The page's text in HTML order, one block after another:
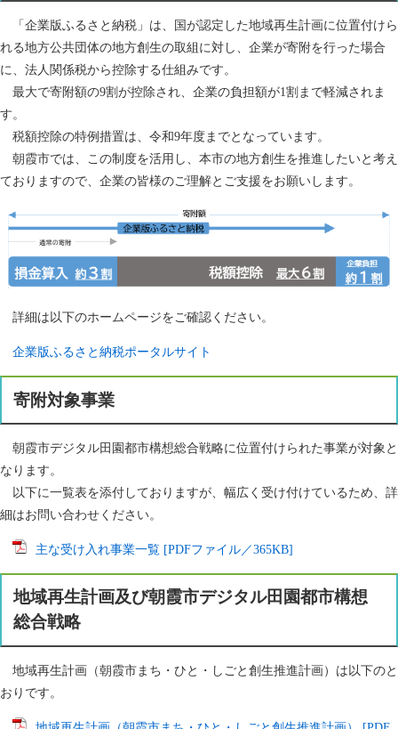
「企業版ふるさと納税」は、国が認定した地域再生計画に位置付けら
れる地方公共団体の地方創生の取組に対し、企業が寄附を行った場合
に、法人関係税から控除する仕組みです。
最大で寄附額の9割が控除され、企業の負担額が1割まで軽減されま
す。
税額控除の特例措置は、令和9年度までとなっています。
朝霞市では、この制度を活用し、本市の地方創生を推進したいと考え
ておりますので、企業の皆様のご理解とご支援をお願いします。
詳細は以下のホームページをご確認ください。
企業版ふるさと納税ポータルサイト
寄附対象事業
朝霞市デジタル田園都市構想総合戦略に位置付けられた事業が対象と
なります。
以下に一覧表を添付しておりますが、幅広く受け付けているため、詳
細はお問い合わせください。
主な受け入れ事業一覧 [PDFファイル／365KB]
地域再生計画及び朝霞市デジタル田園都市構想
総合戦略
地域再生計画（朝霞市まち・ひと・しごと創生推進計画）は以下のと
おりです。